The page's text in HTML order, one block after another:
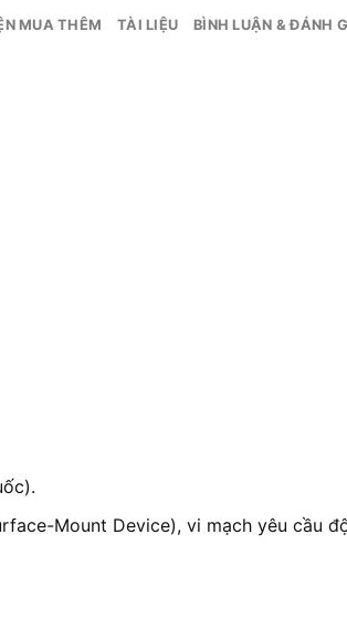
MUA THÊM TÀI LIỆU BÌNH LUẬN & ĐÁNH
Mount Device), vi mạch yêu cầu